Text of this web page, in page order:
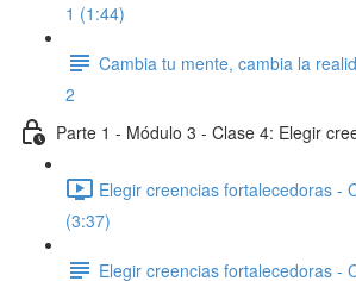
1 (1:44)
Cambia tu mente, cambia la
2
Parte 1 - Módulo 3 - Clase 4: Elegir
Elegir creencias fortalecedoras -
(3:37)
Elegir creencias fortalecedoras -